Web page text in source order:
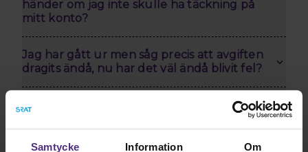
Samtycke Information Om
händer om jag inte skulle ha täckning på
mitt konto?
Jag har gått ur men såg precis att avgiften
dragits ändå, nu har det väl ändå blivit fel?
Kan jag stoppa en betalning om något